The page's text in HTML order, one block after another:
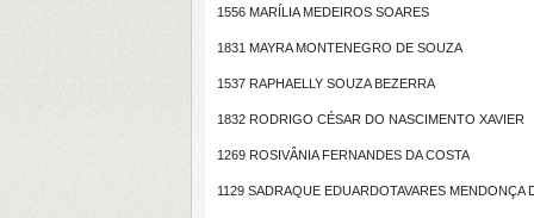
1556 MARÍLIA MEDEIROS SOARES
1831 MAYRA MONTENEGRO DE SOUZA
1537 RAPHAELLY SOUZA BEZERRA
1832 RODRIGO CÉSAR DO NASCIMENTO XAVIER
1269 ROSIVÂNIA FERNANDES DA COSTA
1129 SADRAQUE EDUARDOTAVARES MENDONÇA